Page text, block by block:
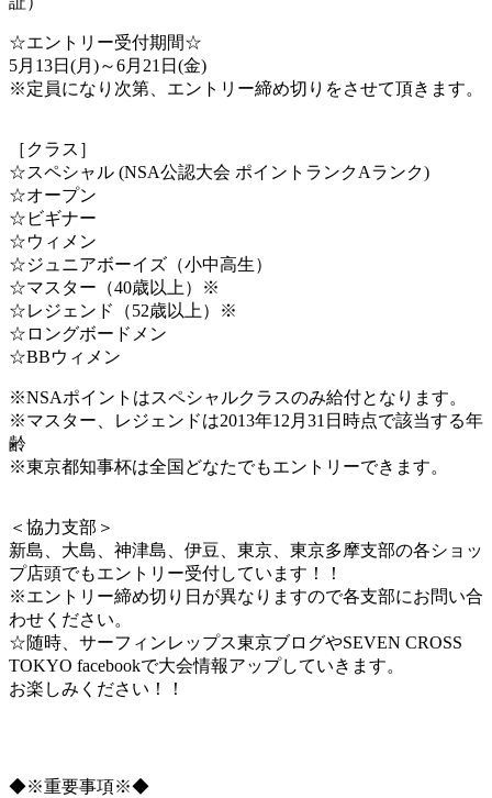
☆エントリー受付期間☆
5月13日(月)～6月21日(金)
※定員になり次第、エントリー締め切りをさせて頂きます。
［クラス］
☆スペシャル (NSA公認大会 ポイントランクAランク)
☆オープン
☆ビギナー
☆ウィメン
☆ジュニアボーイズ（小中高生）
☆マスター（40歳以上）※
☆レジェンド（52歳以上）※
☆ロングボードメン
☆BBウィメン
※NSAポイントはスペシャルクラスのみ給付となります。
※マスター、レジェンドは2013年12月31日時点で該当する年
齢
※東京都知事杯は全国どなたでもエントリーできます。
＜協力支部＞
新島、大島、神津島、伊豆、東京、東京多摩支部の各ショッ
プ店頭でもエントリー受付しています！！
※エントリー締め切り日が異なりますので各支部にお問い合
わせください。
☆随時、サーフィンレップス東京ブログやSEVEN CROSS
TOKYO facebookで大会情報アップしていきます。
お楽しみください！！
◆※重要事項※◆